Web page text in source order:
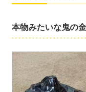
本物みたいな鬼の